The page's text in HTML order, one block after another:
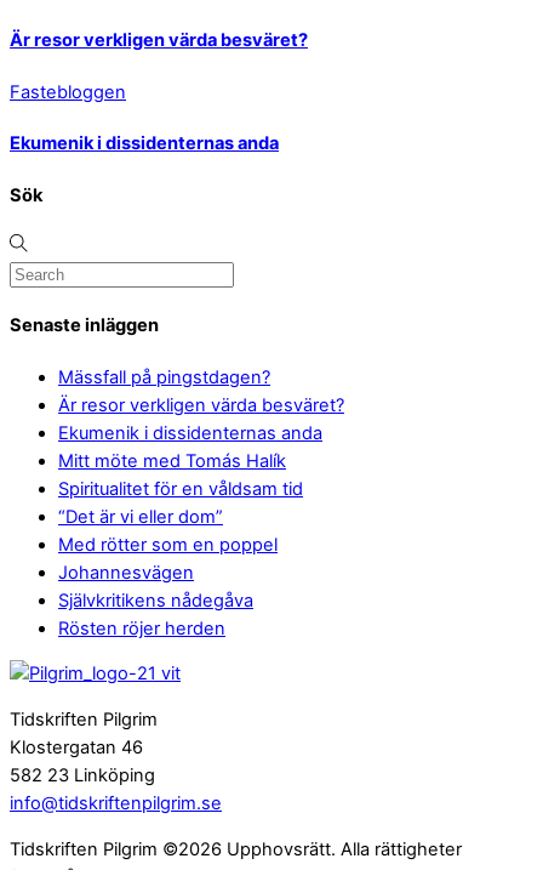
Är resor verkligen värda besväret?
Fastebloggen
Ekumenik i dissidenternas anda
Sök
Senaste inläggen
Mässfall på pingstdagen?
Är resor verkligen värda besväret?
Ekumenik i dissidenternas anda
Mitt möte med Tomás Halík
Spiritualitet för en våldsam tid
“Det är vi eller dom”
Med rötter som en poppel
Johannesvägen
Självkritikens nådegåva
Rösten röjer herden
Tidskriften Pilgrim
Klostergatan 46
582 23 Linköping
info@tidskriftenpilgrim.se
Tidskriften Pilgrim ©2026 Upphovsrätt. Alla rättigheter